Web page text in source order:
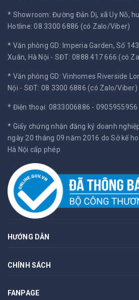
* Showroom: Đường Đản Dị, xã Uy Nỗ,
Hotline: 08 3300 6886 (có Zalo/Viber)
* Văn phòng GD: Imperia Garden, Số
Xuân, Hà Nội - SĐT: 0888 417 666 (có
* Văn phòng GD: Vinhomes Riverside
Nội - SĐT: 08 3300 6886 (có Zalo/Viber)
* Điện thoại: 0833006886 - 0905955956
* Giấy chứng nhận đăng ký doanh
ngày 20 tháng 09 năm 2016 do Sở kế
Hà Nội cấp phép
HƯỚNG DẪN
CHÍNH SÁCH
FANPAGE